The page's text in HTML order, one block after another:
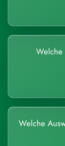
Welche
Welche